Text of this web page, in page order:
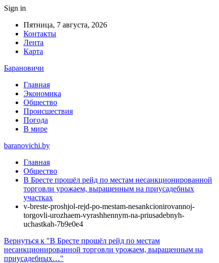
Sign in
Пятница, 7 августа, 2026
Контакты
Лента
Карта
Барановичи
Главная
Экономика
Общество
Происшествия
Погода
В мире
baranovichi.by
Главная
Общество
В Бресте прошёл рейд по местам несанкционированной
торговли урожаем, выращенным на приусадебных
участках
v-breste-proshjol-rejd-po-mestam-nesankcionirovannoj-
torgovli-urozhaem-vyrashhennym-na-priusadebnyh-
uchastkah-7b9e0e4
Вернуться к "В Бресте прошёл рейд по местам
несанкционированной торговли урожаем, выращенным на
приусадебных…"